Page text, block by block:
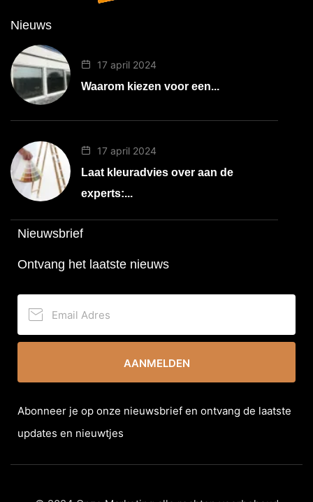
Nieuws
17 april 2024
Waarom kiezen voor een...
17 april 2024
Laat kleuradvies over aan de
experts:...
Nieuwsbrief
Ontvang het laatste nieuws
AANMELDEN
Abonneer je op onze nieuwsbrief en ontvang de laatste
updates en nieuwtjes